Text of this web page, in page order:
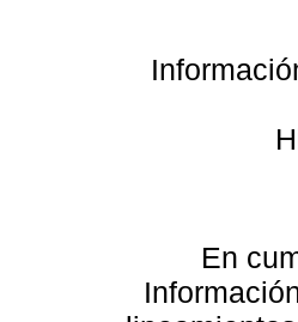
En